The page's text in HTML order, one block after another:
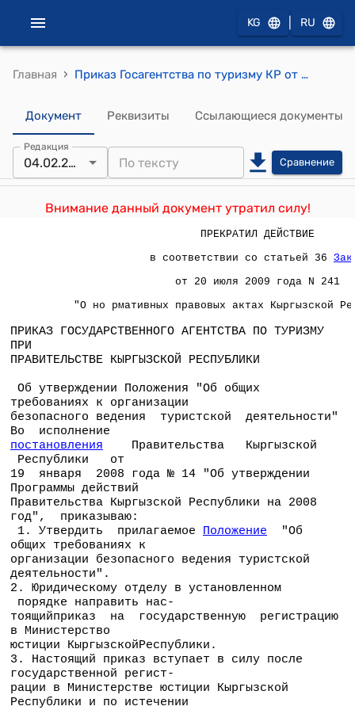
KG RU
Главная › Приказ Госагентства по туризму КР от 4 февраля 2009 года № 7 "Об утверждении Положения "Об общих требованиях к организации безопасного ведения туристской деятельности"
Документ Реквизиты Ссылающиеся документы
Редакция
04.02.2009 Сравнение
Внимание данный документ утратил силу!